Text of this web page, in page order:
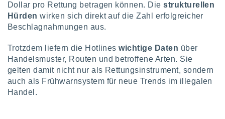
1199
Dollar pro Rettung betragen können. Diestrukturellen
Hürden wirken sich direkt auf die Zahl erfolgreicher
Beschlagnahmungen aus.
Trotzdem liefern die Hotlineswichtige Daten über
Handelsmuster, Routen und betroffene Arten. Sie
gelten damit nicht nur als Rettungsinstrument, sondern
auch als Frühwarnsystem für neue Trends im illegalen
Handel.